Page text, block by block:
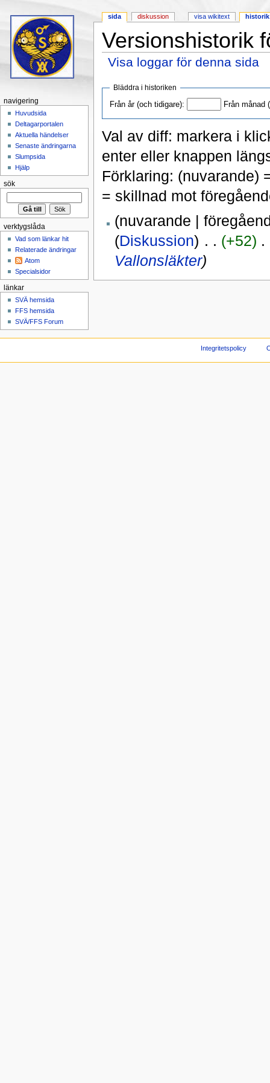
Versionshistorik
Visa loggar för denna sida
Bläddra i historiken
Från år (och tidigare): Från månad
Val av diff: markera i
enter eller knappen
Förklaring: (nuvarande)
= skillnad mot
(nuvarande |
(Diskussion) ‎ . . (+52)
Vallonsläkter)
sida diskussion visa wikitext historik
navigering
Huvudsida
Deltagarportalen
Aktuella händelser
Senaste ändringarna
Slumpsida
Hjälp
sök
verktygslåda
Vad som länkar hit
Relaterade ändringar
Atom
Specialsidor
länkar
SVÄ hemsida
FFS hemsida
SVÄ/FFS Forum
Integritetspolicy